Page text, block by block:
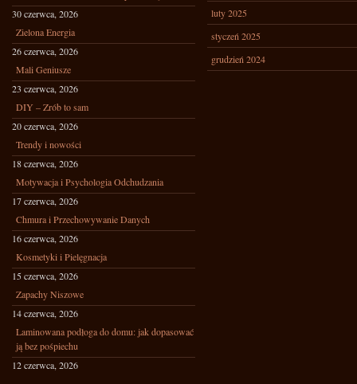
30 czerwca, 2026
Zielona Energia
26 czerwca, 2026
Mali Geniusze
23 czerwca, 2026
DIY – Zrób to sam
20 czerwca, 2026
Trendy i nowości
18 czerwca, 2026
Motywacja i Psychologia Odchudzania
17 czerwca, 2026
Chmura i Przechowywanie Danych
16 czerwca, 2026
Kosmetyki i Pielęgnacja
15 czerwca, 2026
Zapachy Niszowe
14 czerwca, 2026
Laminowana podłoga do domu: jak dopasować
ją bez pośpiechu
12 czerwca, 2026
luty 2025
styczeń 2025
grudzień 2024